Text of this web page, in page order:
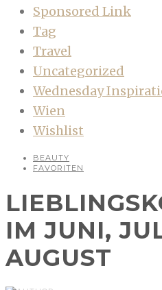
Sponsored Link
Tag
Travel
Uncategorized
Wednesday
Wien
Wishlist
BEAUTY
FAVORITEN
IM JUNI,
AUGUST